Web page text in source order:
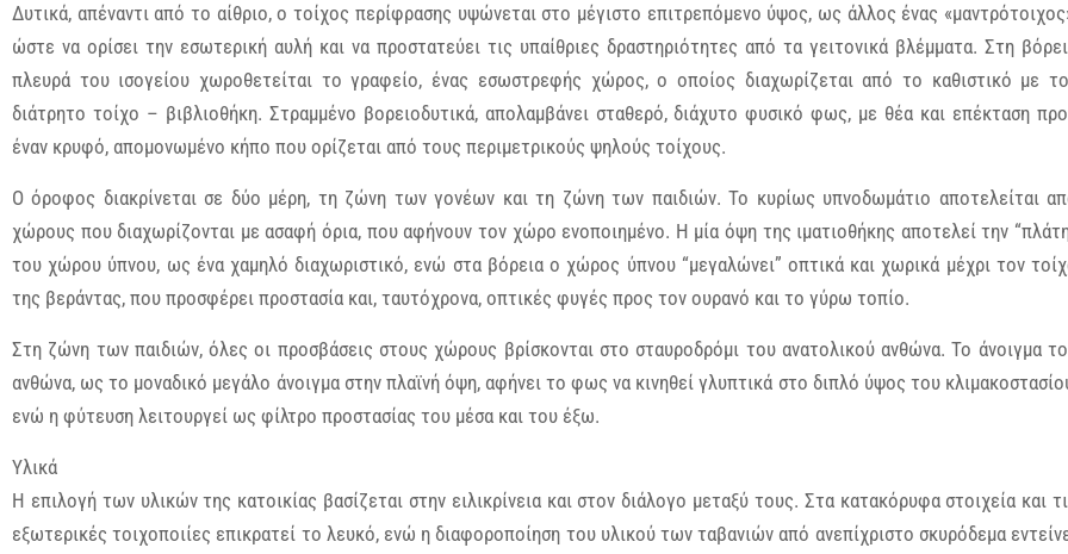
Δυτικά, απέναντι από το αίθριο, ο τοίχος περίφρασης υψώνεται στο μέγιστο επιτρεπόμενο ύψος, ως άλλος ένας
ώστε να ορίσει την εσωτερική αυλή και να προστατεύει τις υπαίθριες δραστηριότητες από τα γειτονικά βλέμματα. Στη
πλευρά του ισογείου χωροθετείται το γραφείο, ένας εσωστρεφής χώρος, ο οποίος διαχωρίζεται από το καθιστικό με
διάτρητο τοίχο – βιβλιοθήκη. Στραμμένο βορειοδυτικά, απολαμβάνει σταθερό, διάχυτο φυσικό φως, με θέα και επέκταση
έναν κρυφό, απομονωμένο κήπο που ορίζεται από τους περιμετρικούς ψηλούς τοίχους.
Ο όροφος διακρίνεται σε δύο μέρη, τη ζώνη των γονέων και τη ζώνη των παιδιών. Το κυρίως υπνοδωμάτιο αποτελείται
χώρους που διαχωρίζονται με ασαφή όρια, που αφήνουν τον χώρο ενοποιημένο. Η μία όψη της ιματιοθήκης αποτελεί την
του χώρου ύπνου, ως ένα χαμηλό διαχωριστικό, ενώ στα βόρεια ο χώρος ύπνου “μεγαλώνει” οπτικά και χωρικά μέχρι τον
της βεράντας, που προσφέρει προστασία και, ταυτόχρονα, οπτικές φυγές προς τον ουρανό και το γύρω τοπίο.
Στη ζώνη των παιδιών, όλες οι προσβάσεις στους χώρους βρίσκονται στο σταυροδρόμι του ανατολικού ανθώνα. Το άνοιγμα
ανθώνα, ως το μοναδικό μεγάλο άνοιγμα στην πλαϊνή όψη, αφήνει το φως να κινηθεί γλυπτικά στο διπλό ύψος του
ενώ η φύτευση λειτουργεί ως φίλτρο προστασίας του μέσα και του έξω.
Υλικά
Η επιλογή των υλικών της κατοικίας βασίζεται στην ειλικρίνεια και στον διάλογο μεταξύ τους. Στα κατακόρυφα στοιχεία και
εξωτερικές τοιχοποιίες επικρατεί το λευκό, ενώ η διαφοροποίηση του υλικού των ταβανιών από ανεπίχριστο σκυρόδεμα